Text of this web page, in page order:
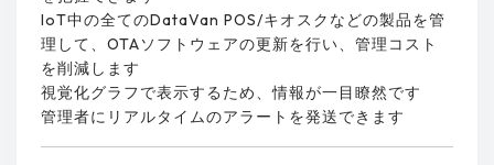
IoT中の全てのDataVan POS/キオスクなどの製品を管
理して、OTAソフトウェアの更新を行い、管理コスト
を削減します
視覚化グラフで表示するため、情報が一目瞭然です
管理者にリアルタイムのアラートを発送できます